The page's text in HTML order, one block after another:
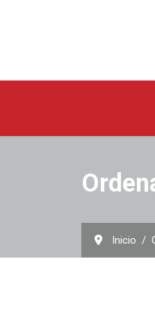
Inicio